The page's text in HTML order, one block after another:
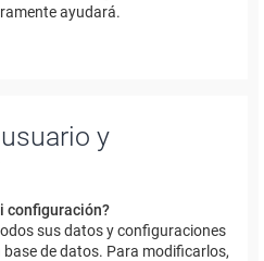
ayudará.
y
configuración?
sus datos y configuraciones
de datos. Para modificarlos,